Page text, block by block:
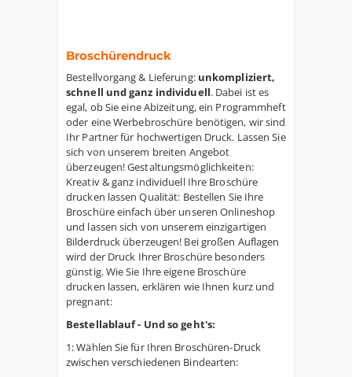
Broschürendruck
Bestellvorgang & Lieferung: unkompliziert,
schnell und ganz individuell. Dabei ist es
egal, ob Sie eine Abizeitung, ein Programmheft
oder eine Werbebroschüre benötigen, wir sind
Ihr Partner für hochwertigen Druck. Lassen Sie
sich von unserem breiten Angebot
überzeugen! Gestaltungsmöglichkeiten:
Kreativ & ganz individuell Ihre Broschüre
drucken lassen Qualität: Bestellen Sie Ihre
Broschüre einfach über unseren Onlineshop
und lassen sich von unserem einzigartigen
Bilderdruck überzeugen! Bei großen Auflagen
wird der Druck Ihrer Broschüre besonders
günstig. Wie Sie Ihre eigene Broschüre
drucken lassen, erklären wie Ihnen kurz und
pregnant:
Bestellablauf - Und so geht's:
1: Wählen Sie für Ihren Broschüren-Druck
zwischen verschiedenen Bindearten: